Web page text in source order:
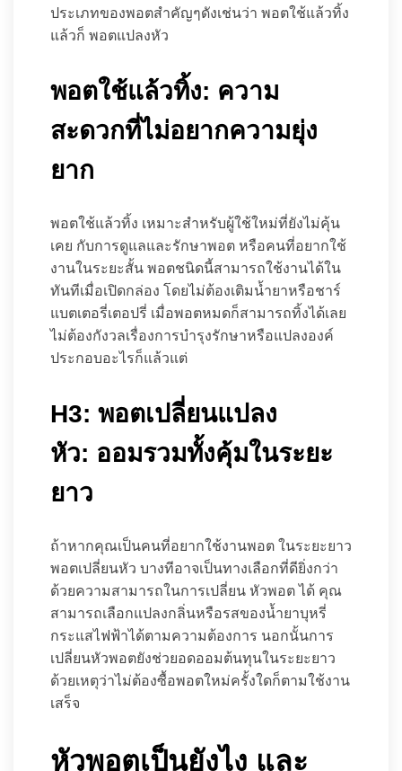
ประเภทของพอตสำคัญๆดังเช่นว่า พอตใช้แล้วทิ้ง
แล้วก็ พอตแปลงหัว
พอตใช้แล้วทิ้ง: ความ
สะดวกที่ไม่อยากความยุ่ง
ยาก
พอตใช้แล้วทิ้ง เหมาะสำหรับผู้ใช้ใหม่ที่ยังไม่คุ้น
เคย กับการดูแลและรักษาพอต หรือคนที่อยากใช้
งานในระยะสั้น พอตชนิดนี้สามารถใช้งานได้ใน
ทันทีเมื่อเปิดกล่อง โดยไม่ต้องเติมน้ำยาหรือชาร์
แบตเตอรี่เตอปรี่ เมื่อพอตหมดก็สามารถทิ้งได้เลย
ไม่ต้องกังวลเรื่องการบำรุงรักษาหรือแปลงองค์
ประกอบอะไรก็แล้วแต่
H3: พอตเปลี่ยนแปลง
หัว: ออมรวมทั้งคุ้มในระยะ
ยาว
ถ้าหากคุณเป็นคนที่อยากใช้งานพอต ในระยะยาว
พอตเปลี่ยนหัว บางทีอาจเป็นทางเลือกที่ดียิ่งกว่า
ด้วยความสามารถในการเปลี่ยน หัวพอต ได้ คุณ
สามารถเลือกแปลงกลิ่นหรือรสของน้ำยาบุหรี่
กระแสไฟฟ้าได้ตามความต้องการ นอกนั้นการ
เปลี่ยนหัวพอตยังช่วยอดออมต้นทุนในระยะยาว
ด้วยเหตุว่าไม่ต้องซื้อพอตใหม่ครั้งใดก็ตามใช้งาน
เสร็จ
หัวพอตเป็นยังไง และ